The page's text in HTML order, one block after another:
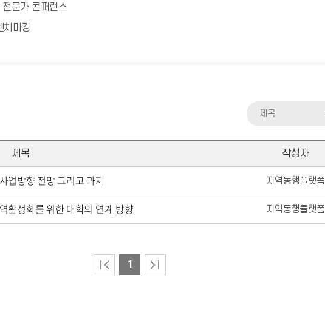
문가 콘퍼런스
치마킹
제목
제목 작성자
업방향 전망 그리고 과제 지역동행플랫폼
활성화를 위한 대학의 연계 방향 지역동행플랫폼
1